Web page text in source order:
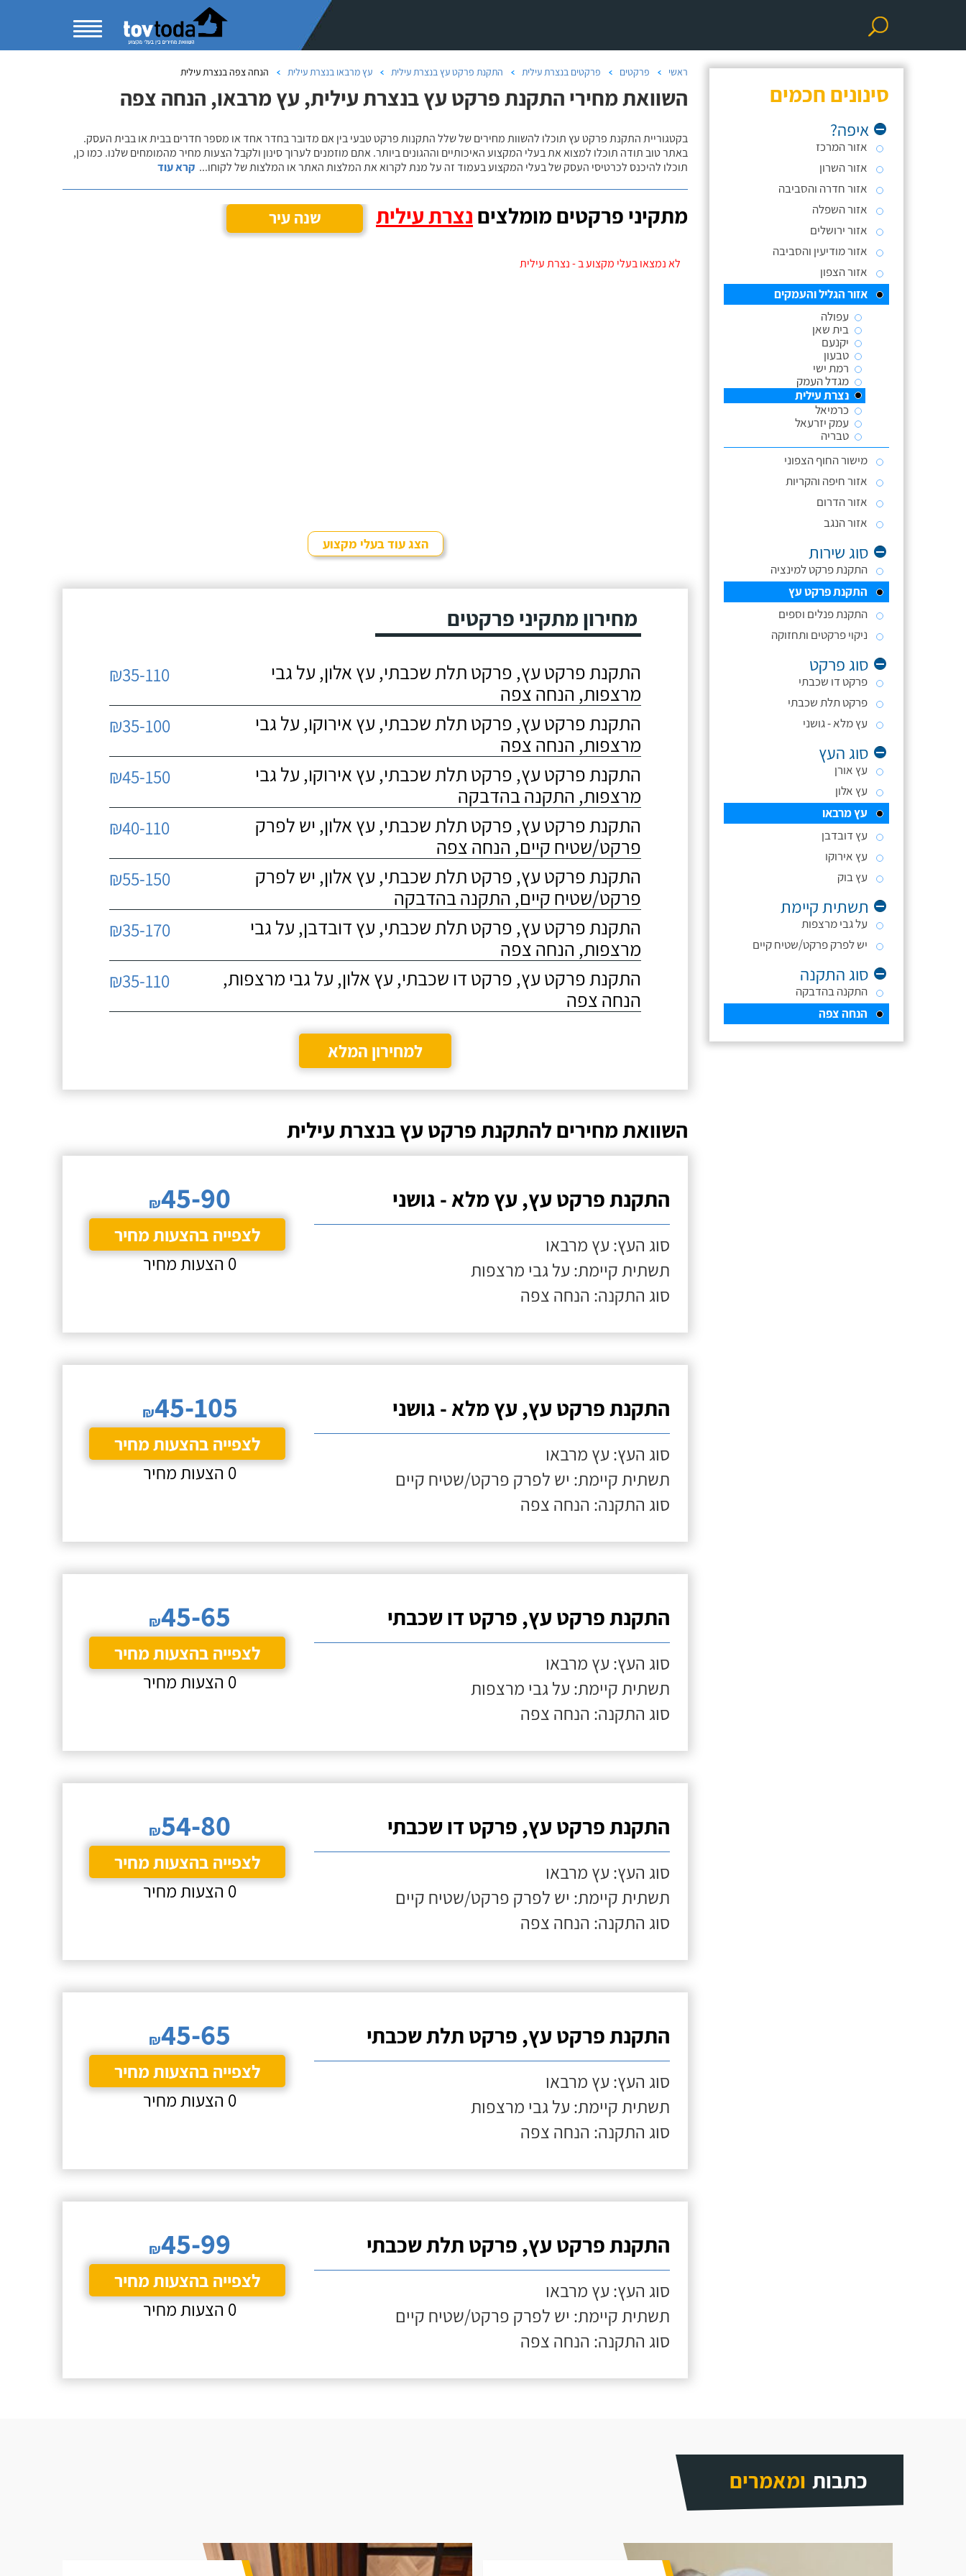
סינונים חכמים
איפה?
אזור המרכז
אזור השרון
אזור חדרה והסביבה
אזור השפלה
אזור ירושלים
אזור מודיעין והסביבה
אזור הצפון
אזור הגליל והעמקים
עפולה
בית שאן
יקנעם
טבעון
רמת ישי
מגדל העמק
נצרת עילית
כרמיאל
עמק יזרעאל
טבריה
מישור החוף הצפוני
אזור חיפה והקריות
אזור הדרום
אזור הנגב
סוג שירות
התקנת פרקט למינציה
התקנת פרקט עץ
התקנת פנלים וספים
ניקוי פרקטים ותחזוקה
סוג פרקט
פרקט דו שכבתי
פרקט תלת שכבתי
עץ מלא - גושני
סוג העץ
עץ אורן
עץ אלון
עץ מרבאו
עץ דובדבן
עץ אירוקו
עץ בוק
תשתית קיימת
על גבי מרצפות
יש לפרק פרקט/שטיח קיים
סוג התקנה
התקנה בהדבקה
הנחה צפה
ראשי פרקטים פרקטים בנצרת עילית התקנת פרקט עץ בנצרת עילית עץ מרבאו בנצרת עילית הנחה צפה בנצרת עילית
השוואת מחירי התקנת פרקט עץ בנצרת עילית, עץ מרבאו, הנחה צפה
בקטגוריית התקנת פרקט עץ תוכלו להשוות מחירים של שלל התקנות פרקט טבעי בין אם מדובר בחדר אחד או מספר חדרים בבית או בבית העסק.
באתר טוב תודה תוכלו למצוא את בעלי המקצוע האיכותיים וההגונים ביותר. אתם מוזמנים לערוך סינון ולקבל הצעות מחיר מהמומחים שלנו. כמו כן,
תוכלו להיכנס לכרטיסי העסק של בעלי המקצוע בעמוד זה על מנת לקרוא את המלצות האתר או המלצות של לקוחו... קרא עוד
מתקיני פרקטים מומלצים נצרת עילית שנה עיר
לא נמצאו בעלי מקצוע ב - נצרת עילית
הצג עוד בעלי מקצוע
מחירון מתקיני פרקטים
התקנת פרקט עץ, פרקט תלת שכבתי, עץ אלון, על גבי
מרצפות, הנחה צפה
₪35-110
התקנת פרקט עץ, פרקט תלת שכבתי, עץ אירוקו, על גבי
מרצפות, הנחה צפה
₪35-100
התקנת פרקט עץ, פרקט תלת שכבתי, עץ אירוקו, על גבי
מרצפות, התקנה בהדבקה
₪45-150
התקנת פרקט עץ, פרקט תלת שכבתי, עץ אלון, יש לפרק
פרקט/שטיח קיים, הנחה צפה
₪40-110
התקנת פרקט עץ, פרקט תלת שכבתי, עץ אלון, יש לפרק
פרקט/שטיח קיים, התקנה בהדבקה
₪55-150
התקנת פרקט עץ, פרקט תלת שכבתי, עץ דובדבן, על גבי
מרצפות, הנחה צפה
₪35-170
התקנת פרקט עץ, פרקט דו שכבתי, עץ אלון, על גבי מרצפות,
הנחה צפה
₪35-110
למחירון המלא
השוואת מחירים להתקנת פרקט עץ בנצרת עילית
התקנת פרקט עץ, עץ מלא - גושני
סוג העץ: עץ מרבאו
תשתית קיימת: על גבי מרצפות
סוג התקנה: הנחה צפה
₪45-90
לצפייה בהצעות מחיר
0 הצעות מחיר
התקנת פרקט עץ, עץ מלא - גושני
סוג העץ: עץ מרבאו
תשתית קיימת: יש לפרק פרקט/שטיח קיים
סוג התקנה: הנחה צפה
₪45-105
לצפייה בהצעות מחיר
0 הצעות מחיר
התקנת פרקט עץ, פרקט דו שכבתי
סוג העץ: עץ מרבאו
תשתית קיימת: על גבי מרצפות
סוג התקנה: הנחה צפה
₪45-65
לצפייה בהצעות מחיר
0 הצעות מחיר
התקנת פרקט עץ, פרקט דו שכבתי
סוג העץ: עץ מרבאו
תשתית קיימת: יש לפרק פרקט/שטיח קיים
סוג התקנה: הנחה צפה
₪54-80
לצפייה בהצעות מחיר
0 הצעות מחיר
התקנת פרקט עץ, פרקט תלת שכבתי
סוג העץ: עץ מרבאו
תשתית קיימת: על גבי מרצפות
סוג התקנה: הנחה צפה
₪45-65
לצפייה בהצעות מחיר
0 הצעות מחיר
התקנת פרקט עץ, פרקט תלת שכבתי
סוג העץ: עץ מרבאו
תשתית קיימת: יש לפרק פרקט/שטיח קיים
סוג התקנה: הנחה צפה
₪45-99
לצפייה בהצעות מחיר
0 הצעות מחיר
כתבות ומאמרים